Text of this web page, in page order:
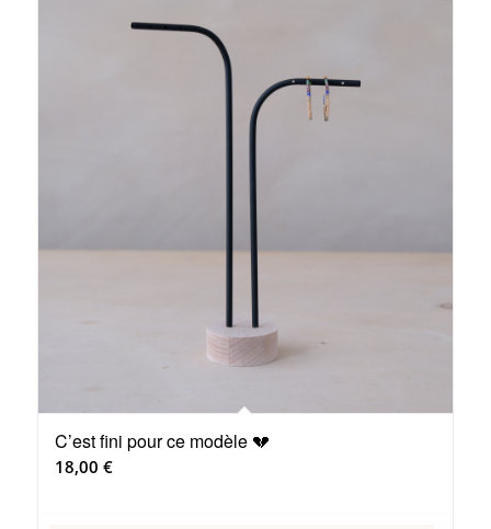
C’est fini pour ce modèle 💔
18,00 €